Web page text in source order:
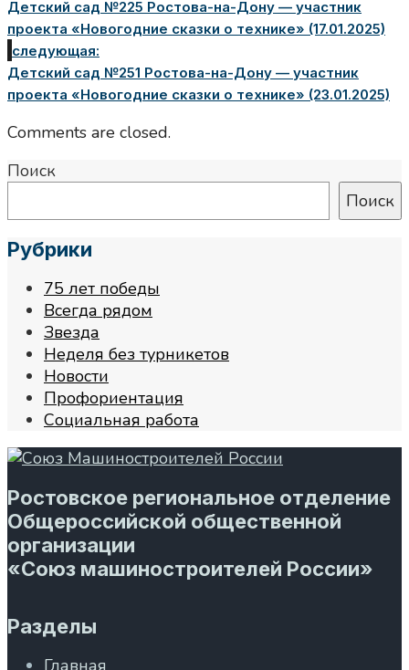
Детский сад №225 Ростова-на-Дону — участник
проекта «Новогодние сказки о технике» (17.01.2025)
следующая:
Детский сад №251 Ростова-на-Дону — участник
проекта «Новогодние сказки о технике» (23.01.2025)
Comments are closed.
Поиск
Поиск
Рубрики
75 лет победы
Всегда рядом
Звезда
Неделя без турникетов
Новости
Профориентация
Социальная работа
Ростовское региональное отделение
Общероссийской общественной
организации
«Союз машиностроителей России»
Разделы
Главная